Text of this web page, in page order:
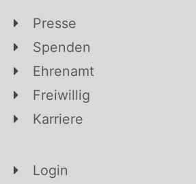
Presse
Spenden
Ehrenamt
Freiwillig
Karriere
Login